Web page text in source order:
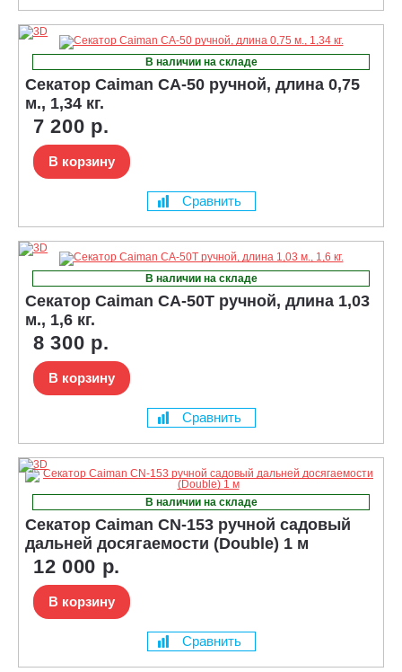
В наличии на складе
Секатор Caiman CA-50 ручной, длина 0,75
м., 1,34 кг.
7 200 р.
В корзину
Сравнить
В наличии на складе
Секатор Caiman CA-50T ручной, длина 1,03
м., 1,6 кг.
8 300 р.
В корзину
Сравнить
В наличии на складе
Секатор Caiman CN-153 ручной садовый
дальней досягаемости (Double) 1 м
12 000 р.
В корзину
Сравнить